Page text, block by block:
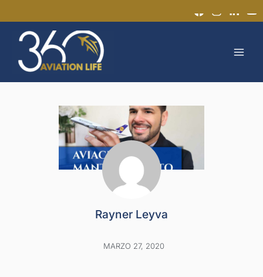
al
contenido
Rayner Leyva
MARZO 27, 2020